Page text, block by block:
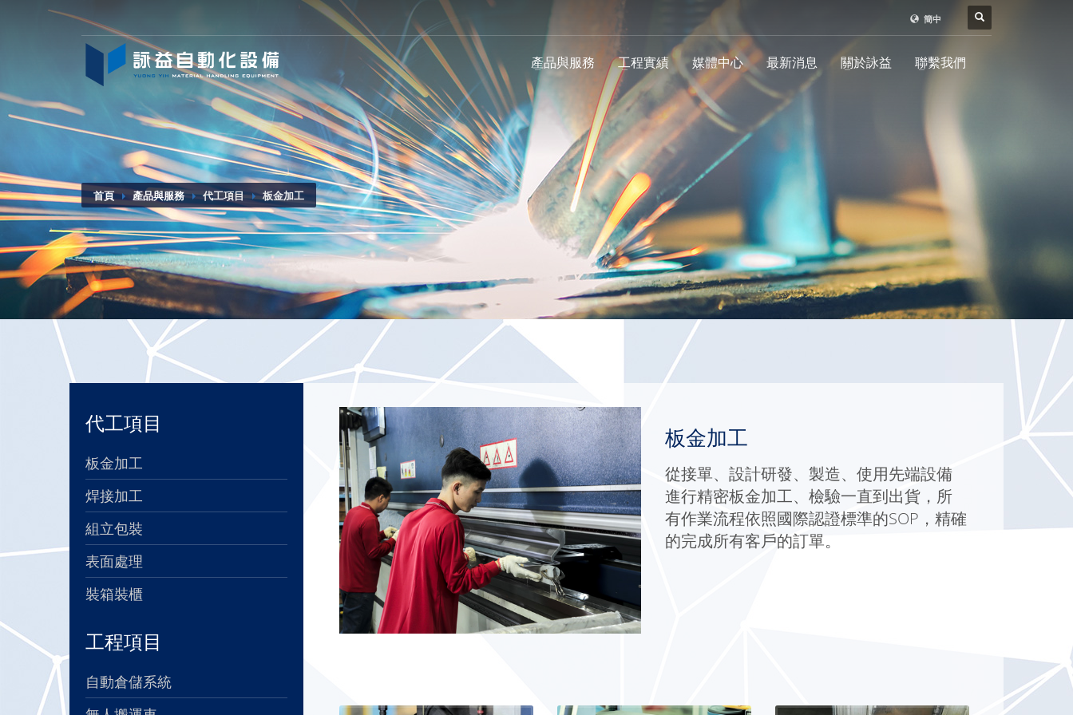
簡中
產品與服務 工程實績 媒體中心 最新消息 關於詠益 聯繫我們
首頁 產品與服務 代工項目 板金加工
代工項目
板金加工
焊接加工
組立包裝
表面處理
裝箱裝櫃
工程項目
自動倉儲系統
板金加工
從接單、設計研發、製造、使用先端設備
進行精密板金加工、檢驗一直到出貨，所
有作業流程依照國際認證標準的SOP，精確
的完成所有客戶的訂單。